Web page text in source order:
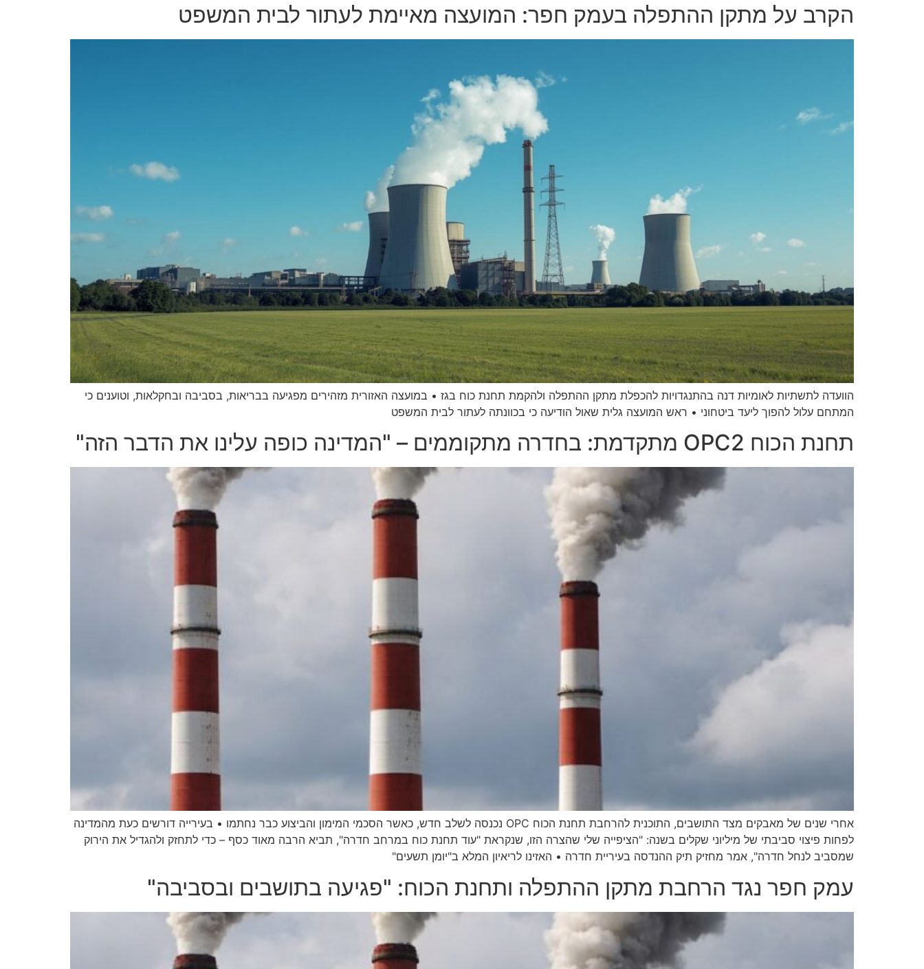
הקרב על מתקן ההתפלה בעמק חפר: המועצה מאיימת לעתור לבית המשפט
הוועדה לתשתיות לאומיות דנה בהתנגדויות להכפלת מתקן ההתפלה ולהקמת תחנת כוח בגז • במועצה האזורית מזהירים מפגיעה בבריאות, בסביבה ובחקלאות, וטוענים כי
המתחם עלול להפוך ליעד ביטחוני • ראש המועצה גלית שאול הודיעה כי בכוונתה לעתור לבית המשפט
תחנת הכוח OPC2 מתקדמת: בחדרה מתקוממים – "המדינה כופה עלינו את הדבר הזה"
אחרי שנים של מאבקים מצד התושבים, התוכנית להרחבת תחנת הכוח OPC נכנסה לשלב חדש, כאשר הסכמי המימון והביצוע כבר נחתמו • בעירייה דורשים כעת מהמדינה
לפחות פיצוי סביבתי של מיליוני שקלים בשנה: "הציפייה שלי שהצרה הזו, שנקראת "עוד תחנת כוח במרחב חדרה", תביא הרבה מאוד כסף – כדי לתחזק ולהגדיל את הירוק
שמסביב לנחל חדרה", אמר מחזיק תיק ההנדסה בעיריית חדרה • האזינו לריאיון המלא ב"יומן תשעים"
עמק חפר נגד הרחבת מתקן ההתפלה ותחנת הכוח: "פגיעה בתושבים ובסביבה"